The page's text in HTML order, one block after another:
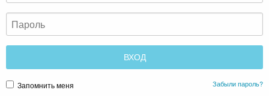
Запомнить меня Забыли пароль?